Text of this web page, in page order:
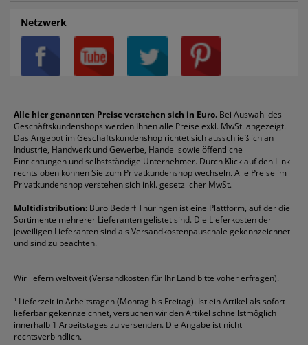
AGB
Datenschutz
Privatsphäre-Einstellungen
Über uns
Reklamation / Retouren
Vertrag widerrufen (Privatkunden)
Rabatte & Aktionen
Batterien
Bleistifte
Blöcke
Boardmarker
Briefumschläge
Druckerpatronen
Etiketten
Fineliner
Folienschreiber
Formulare
Gelschreiber
Geschäftsbücher
Heftstreifen
Kaffee
Klebeband
Klemmmappen
Kopierpapier
Korrekturmittel
Kugelschreiber
Mappen
Ordner
Packband
Permanentmarker
Radiergummis
Schnellhefter
Sichthüllen
Taschenrechner
Textmarker
Tintenroller
Tintenpatronen
Toilettenpapier
Toner
Versandmaterial
Versandtaschen
Alco
Avery/Zweckform
Canon
Durable
DYMO
Edding
Esselte
Faber-Castell
Fellowes
Franken
Fripa
HP
Leitz
Läufer
Melitta
Pentel
Pelikan
Pilot
Pritt
Schneider
Stabilo
Staedtler
alle Marken anzeigen
Netzwerk
Alle hier genannten Preise verstehen sich in Euro. Bei Auswahl des
Geschäftskundenshops werden Ihnen alle Preise exkl. MwSt. angezeigt.
Das Angebot im Geschäftskundenshop richtet sich ausschließlich an
Industrie, Handwerk und Gewerbe, Handel sowie öffentliche
Einrichtungen und selbstständige Unternehmer. Durch Klick auf den Link
rechts oben können Sie zum Privatkundenshop wechseln. Alle Preise im
Privatkundenshop verstehen sich inkl. gesetzlicher MwSt.
Multidistribution: Büro Bedarf Thüringen ist eine Plattform, auf der die
Sortimente mehrerer Lieferanten gelistet sind. Die Lieferkosten der
jeweiligen Lieferanten sind als Versandkostenpauschale gekennzeichnet
und sind zu beachten.
Wir liefern weltweit (Versandkosten für Ihr Land bitte voher erfragen).
¹ Lieferzeit in Arbeitstagen (Montag bis Freitag). Ist ein Artikel als sofort
lieferbar gekennzeichnet, versuchen wir den Artikel schnellstmöglich
innerhalb 1 Arbeitstages zu versenden. Die Angabe ist nicht
rechtsverbindlich.